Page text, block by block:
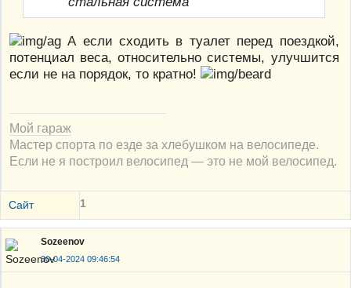
А если сходить в туалет перед поездкой,
потенциал веса, относительно системы, улучшится
если не на порядок, то кратно!
Мой гараж
Мастер спорта по езде за хлебушком на велосипеде.
Если не я построил велосипед — это не мой велосипед.
Сайт 1
Sozeenov
30-04-2024 09:46:54